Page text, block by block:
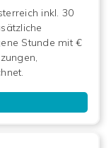
inkl. 30
Stunde mit €